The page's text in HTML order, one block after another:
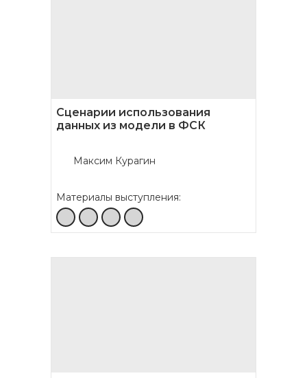
Материалы выступления:
Максим Курагин
Сценарии использования
данных из модели в ФСК